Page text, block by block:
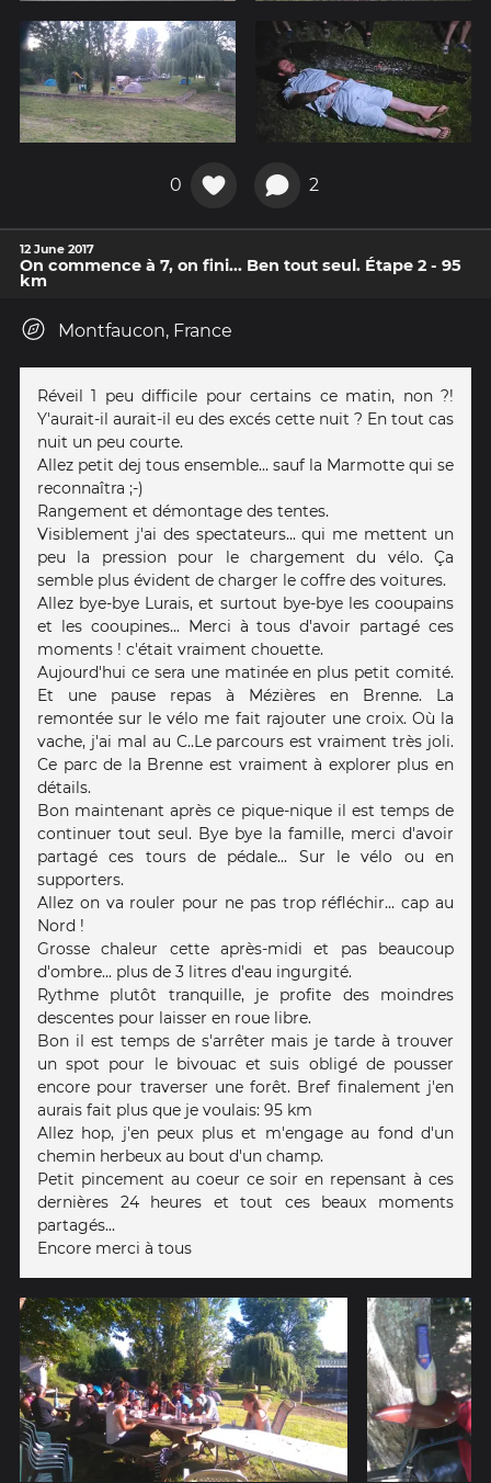
0 2
12 June 2017
On commence à 7, on fini... Ben tout seul. Étape 2 - 95
km
Montfaucon, France
Réveil 1 peu difficile pour certains ce matin, non ?!
Y'aurait-il aurait-il eu des excés cette nuit ? En tout cas
nuit un peu courte.
Allez petit dej tous ensemble... sauf la Marmotte qui se
reconnaîtra ;-)
Rangement et démontage des tentes.
Visiblement j'ai des spectateurs... qui me mettent un
peu la pression pour le chargement du vélo. Ça
semble plus évident de charger le coffre des voitures.
Allez bye-bye Lurais, et surtout bye-bye les cooupains
et les cooupines... Merci à tous d'avoir partagé ces
moments ! c'était vraiment chouette.
Aujourd'hui ce sera une matinée en plus petit comité.
Et une pause repas à Mézières en Brenne. La
remontée sur le vélo me fait rajouter une croix. Où la
vache, j'ai mal au C..Le parcours est vraiment très joli.
Ce parc de la Brenne est vraiment à explorer plus en
détails.
Bon maintenant après ce pique-nique il est temps de
continuer tout seul. Bye bye la famille, merci d'avoir
partagé ces tours de pédale... Sur le vélo ou en
supporters.
Allez on va rouler pour ne pas trop réfléchir... cap au
Nord !
Grosse chaleur cette après-midi et pas beaucoup
d'ombre... plus de 3 litres d'eau ingurgité.
Rythme plutôt tranquille, je profite des moindres
descentes pour laisser en roue libre.
Bon il est temps de s'arrêter mais je tarde à trouver
un spot pour le bivouac et suis obligé de pousser
encore pour traverser une forêt. Bref finalement j'en
aurais fait plus que je voulais: 95 km
Allez hop, j'en peux plus et m'engage au fond d'un
chemin herbeux au bout d'un champ.
Petit pincement au coeur ce soir en repensant à ces
dernières 24 heures et tout ces beaux moments
partagés...
Encore merci à tous